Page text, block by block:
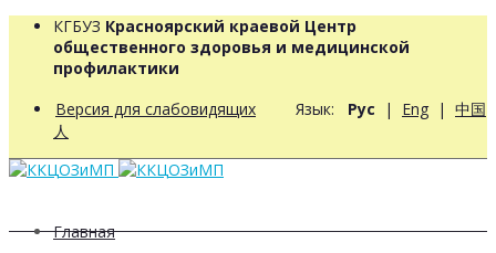
КГБУЗ Красноярский краевой Центр
общественного здоровья и медицинской
профилактики
Версия для слабовидящих Язык: Рус | Eng | 中国
人
Главная